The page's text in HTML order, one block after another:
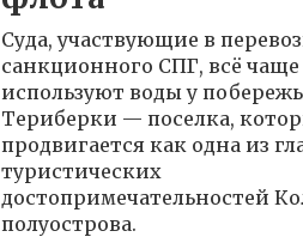
Суда, участвующие в
санкционного СПГ, всё чаще
используют воды у
Териберки — поселка,
продвигается как одна из
туристических
достопримечательностей
полуострова.